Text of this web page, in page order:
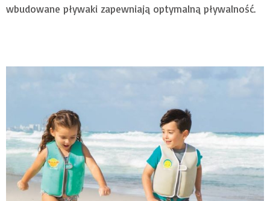
wbudowane pływaki zapewniają optymalną pływalność.